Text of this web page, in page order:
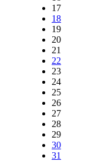
17
18
19
20
21
22
23
24
25
26
27
28
29
30
31